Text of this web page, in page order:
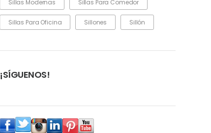
Sillas Modernas Sillas Para Comedor
Sillas Para Oficina Sillones Sillón
¡SÍGUENOS!